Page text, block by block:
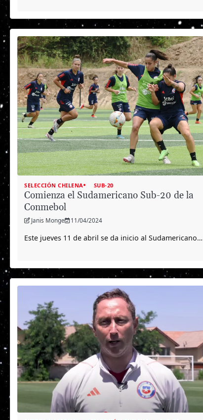
SELECCIÓN CHILENA SUB-20
Comienza el Sudamericano Sub-20 de la
Conmebol
Janis Monge 11/04/2024
Este jueves 11 de abril se da inicio al Sudamericano…